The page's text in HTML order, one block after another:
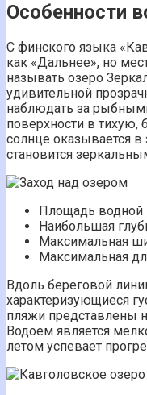
Особенности
С финского языка
как «Дальнее», но
называть озеро
удивительной
наблюдать за
поверхности в тихую,
солнце оказывается в
становится
Площадь водной
Наибольшая
Максимальная
Максимальная
Вдоль береговой
характеризующиеся
пляжи представлены
Водоем является
летом успевает